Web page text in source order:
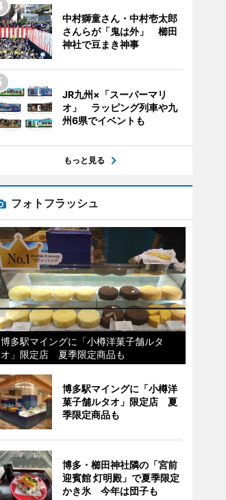
中村獅童さん・中村壱太郎
さんらが「鬼は外」 櫛田
神社で豆まき神事
JR九州×「スーパーマリ
オ」 ラッピング列車や九
州6県でイベントも
もっと見る
フォトフラッシュ
博多駅マイングに「小樽洋菓子舗ルタ
オ」限定店 夏季限定商品も
博多駅マイングに「小樽洋
菓子舗ルタオ」限定店 夏
季限定商品も
博多・櫛田神社隣の「宮前
迎賓館 灯明殿」で夏季限定
かき氷 今年は団子も